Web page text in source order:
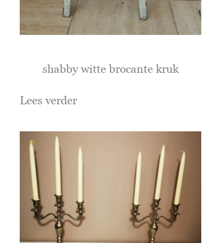
shabby witte brocante kruk
Lees verder